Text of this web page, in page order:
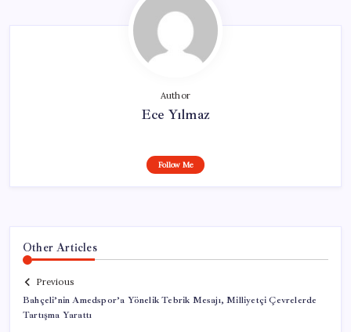
Author
Ece Yılmaz
Follow Me
Other Articles
Previous
Bahçeli’nin Amedspor’a Yönelik Tebrik Mesajı, Milliyetçi Çevrelerde
Tartışma Yarattı